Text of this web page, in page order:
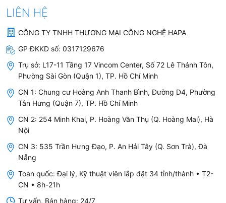
LIÊN HỆ
CÔNG TY TNHH THƯƠNG MẠI CÔNG NGHỆ HAPA
GP ĐKKD số: 0317129676
Trụ sở: L17-11 Tầng 17 Vincom Center, Số 72 Lê Thánh Tôn,
Phường Sài Gòn (Quận 1), TP. Hồ Chí Minh
CN 1: Chung cư Hoàng Anh Thanh Bình, Đường D4, Phường
Tân Hưng (Quận 7), TP. Hồ Chí Minh
CN 2: 254 Minh Khai, P. Hoàng Văn Thụ (Q. Hoàng Mai), Hà
Nội
CN 3: 535 Trần Hưng Đạo, P. An Hải Tây (Q. Sơn Trà), Đà
Nẵng
Toàn quốc: Đại lý, Kỹ thuật viên lắp đặt 34 tỉnh/thành • T2-
CN • 8h-21h
Tư vấn, Bán hàng: 24/7